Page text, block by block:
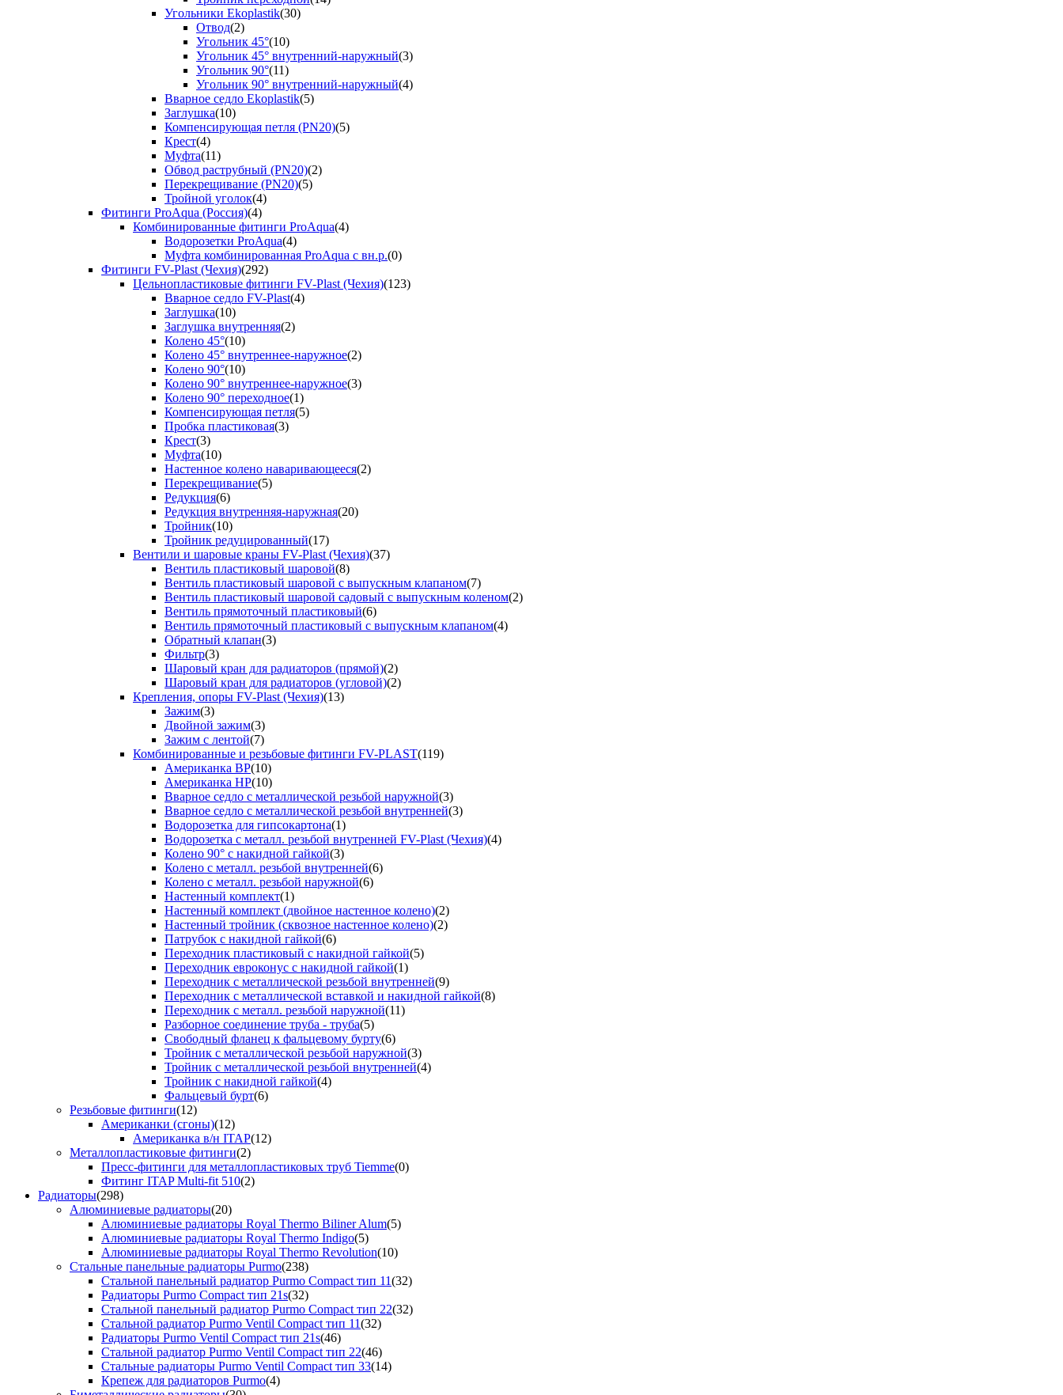
Угольники Ekoplastik(30)
Отвод(2)
Угольник 45°(10)
Угольник 45° внутренний-наружный(3)
Угольник 90°(11)
Угольник 90° внутренний-наружный(4)
Вварное седло Ekoplastik(5)
Заглушка(10)
Компенсирующая петля (PN20)(5)
Крест(4)
Муфта(11)
Обвод раструбный (PN20)(2)
Перекрещивание (PN20)(5)
Тройной уголок(4)
Фитинги ProAqua (Россия)(4)
Комбинированные фитинги ProAqua(4)
Водорозетки ProAqua(4)
Муфта комбинированная ProAqua с вн.р.(0)
Фитинги FV-Plast (Чехия)(292)
Цельнопластиковые фитинги FV-Plast (Чехия)(123)
Вварное седло FV-Plast(4)
Заглушка(10)
Заглушка внутренняя(2)
Колено 45°(10)
Колено 45° внутреннее-наружное(2)
Колено 90°(10)
Колено 90° внутреннее-наружное(3)
Колено 90° переходное(1)
Компенсирующая петля(5)
Пробка пластиковая(3)
Крест(3)
Муфта(10)
Настенное колено наваривающееся(2)
Перекрещивание(5)
Редукция(6)
Редукция внутренняя-наружная(20)
Тройник(10)
Тройник редуцированный(17)
Вентили и шаровые краны FV-Plast (Чехия)(37)
Вентиль пластиковый шаровой(8)
Вентиль пластиковый шаровой с выпускным клапаном(7)
Вентиль пластиковый шаровой садовый с выпускным коленом(2)
Вентиль прямоточный пластиковый(6)
Вентиль прямоточный пластиковый с выпускным клапаном(4)
Обратный клапан(3)
Фильтр(3)
Шаровый кран для радиаторов (прямой)(2)
Шаровый кран для радиаторов (угловой)(2)
Крепления, опоры FV-Plast (Чехия)(13)
Зажим(3)
Двойной зажим(3)
Зажим с лентой(7)
Комбинированные и резьбовые фитинги FV-PLAST(119)
Американка ВР(10)
Американка НР(10)
Вварное седло с металлической резьбой наружной(3)
Вварное седло с металлической резьбой внутренней(3)
Водорозетка для гипсокартона(1)
Водорозетка с металл. резьбой внутренней FV-Plast (Чехия)(4)
Колено 90° с накидной гайкой(3)
Колено с металл. резьбой внутренней(6)
Колено с металл. резьбой наружной(6)
Настенный комплект(1)
Настенный комплект (двойное настенное колено)(2)
Настенный тройник (сквозное настенное колено)(2)
Патрубок с накидной гайкой(6)
Переходник пластиковый с накидной гайкой(5)
Переходник евроконус с накидной гайкой(1)
Переходник с металлической резьбой внутренней(9)
Переходник с металлической вставкой и накидной гайкой(8)
Переходник с металл. резьбой наружной(11)
Разборное соединение труба - труба(5)
Свободный фланец к фальцевому бурту(6)
Тройник с металлической резьбой наружной(3)
Тройник с металлической резьбой внутренней(4)
Тройник с накидной гайкой(4)
Фальцевый бурт(6)
Резьбовые фитинги(12)
Американки (сгоны)(12)
Американка в/н ITAP(12)
Металлопластиковые фитинги(2)
Пресс-фитинги для металлопластиковых труб Tiemme(0)
Фитинг ITAP Multi-fit 510(2)
Радиаторы(298)
Алюминиевые радиаторы(20)
Алюминиевые радиаторы Royal Thermo Biliner Alum(5)
Алюминиевые радиаторы Royal Thermo Indigo(5)
Алюминиевые радиаторы Royal Thermo Revolution(10)
Стальные панельные радиаторы Purmo(238)
Стальной панельный радиатор Purmo Compact тип 11(32)
Радиаторы Purmo Compact тип 21s(32)
Стальной панельный радиатор Purmo Compact тип 22(32)
Стальной радиатор Purmo Ventil Compact тип 11(32)
Радиаторы Purmo Ventil Compact тип 21s(46)
Стальной радиатор Purmo Ventil Compact тип 22(46)
Стальные радиаторы Purmo Ventil Compact тип 33(14)
Крепеж для радиаторов Purmo(4)